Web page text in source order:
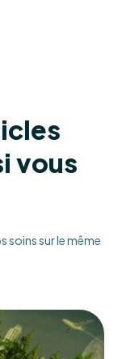
vous
soins sur le même